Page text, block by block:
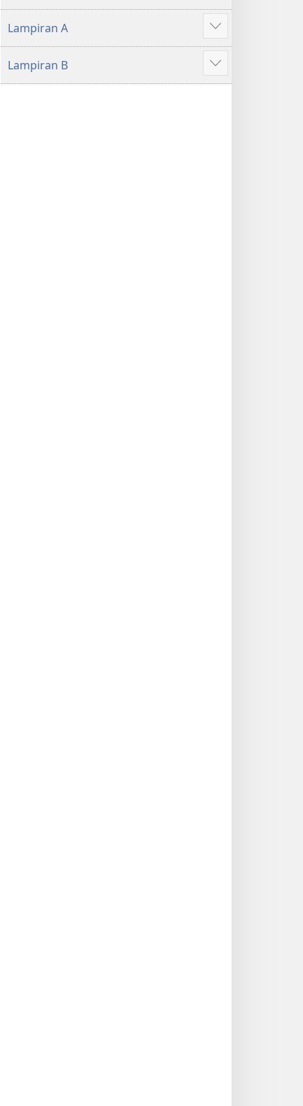
Lampiran A
Patudu
na
umgodang
Lampiran B
Patudu
na